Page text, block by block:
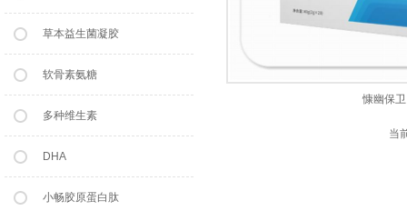
草本益生菌凝胶
软骨素氨糖
多种维生素
DHA
小畅胶原蛋白肽
慷幽保卫
当